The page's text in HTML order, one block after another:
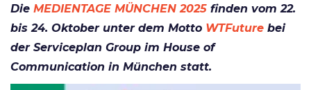
Die MEDIENTAGE MÜNCHEN 2025 finden vom 22.
bis 24. Oktober unter dem Motto WTFuture bei
der Serviceplan Group im House of
Communication in München statt.